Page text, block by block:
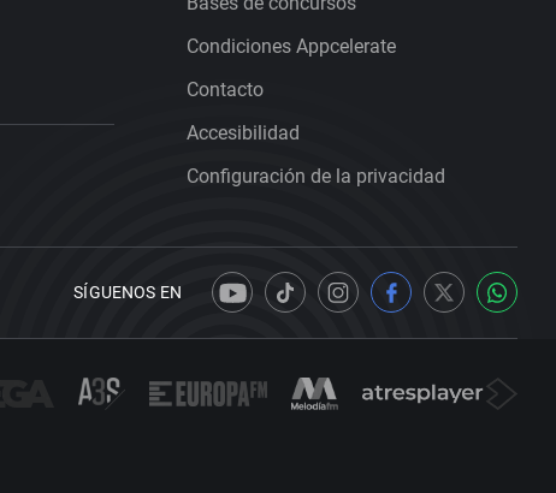
Condiciones Appcelerate
Contacto
Accesibilidad
Configuración de la privacidad
SÍGUENOS EN